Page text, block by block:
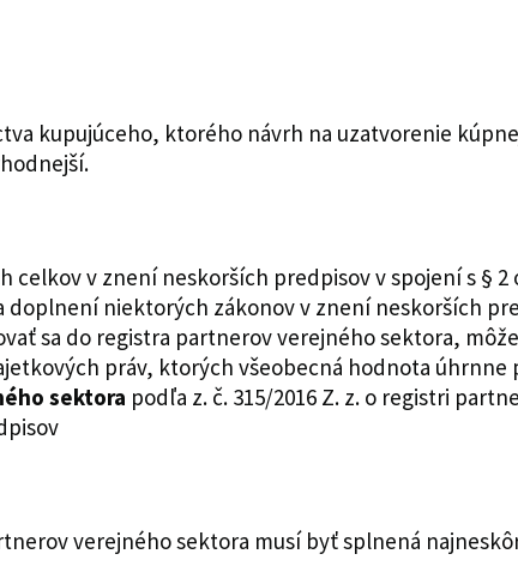
kupujúceho, ktorého návrh na uzatvorenie
celkov v znení neskorších predpisov v spojení s § 2
doplnení niektorých zákonov v znení neskorších
sa do registra partnerov verejného sektora,
práv, ktorých všeobecná hodnota úhrnne
sektora podľa z. č. 315/2016 Z. z. o registri
verejného sektora musí byť splnená